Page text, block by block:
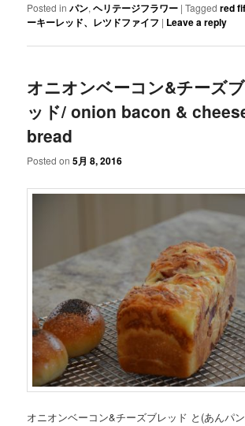
Posted in パン,ヘリテージフラワー |Tagged red
ーキーレッド、レツドファイフ | Leave a reply
オニオンベーコン&チーズ
ッド/ onion bacon &
bread
Posted on5月 8, 2016
オニオンベーコン&チーズブレッド と(あんパ